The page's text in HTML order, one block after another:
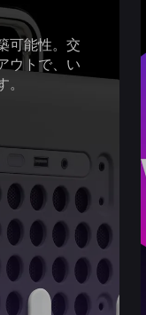
可能性。交
ウトで、い